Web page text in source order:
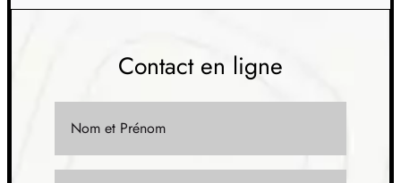
À HINGES (62)
79 000 €
14/29
53 000 €
15/29
Contact en ligne
Nom et Prénom